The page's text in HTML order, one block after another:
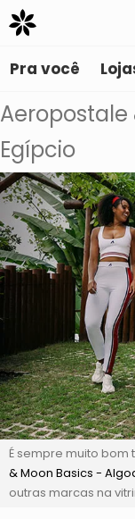
Pra você
Aeropostale
Egípcio
É sempre muito
& Moon Basics -
outras marcas na